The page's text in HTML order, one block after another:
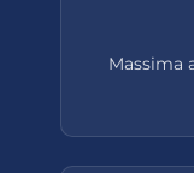
Massima